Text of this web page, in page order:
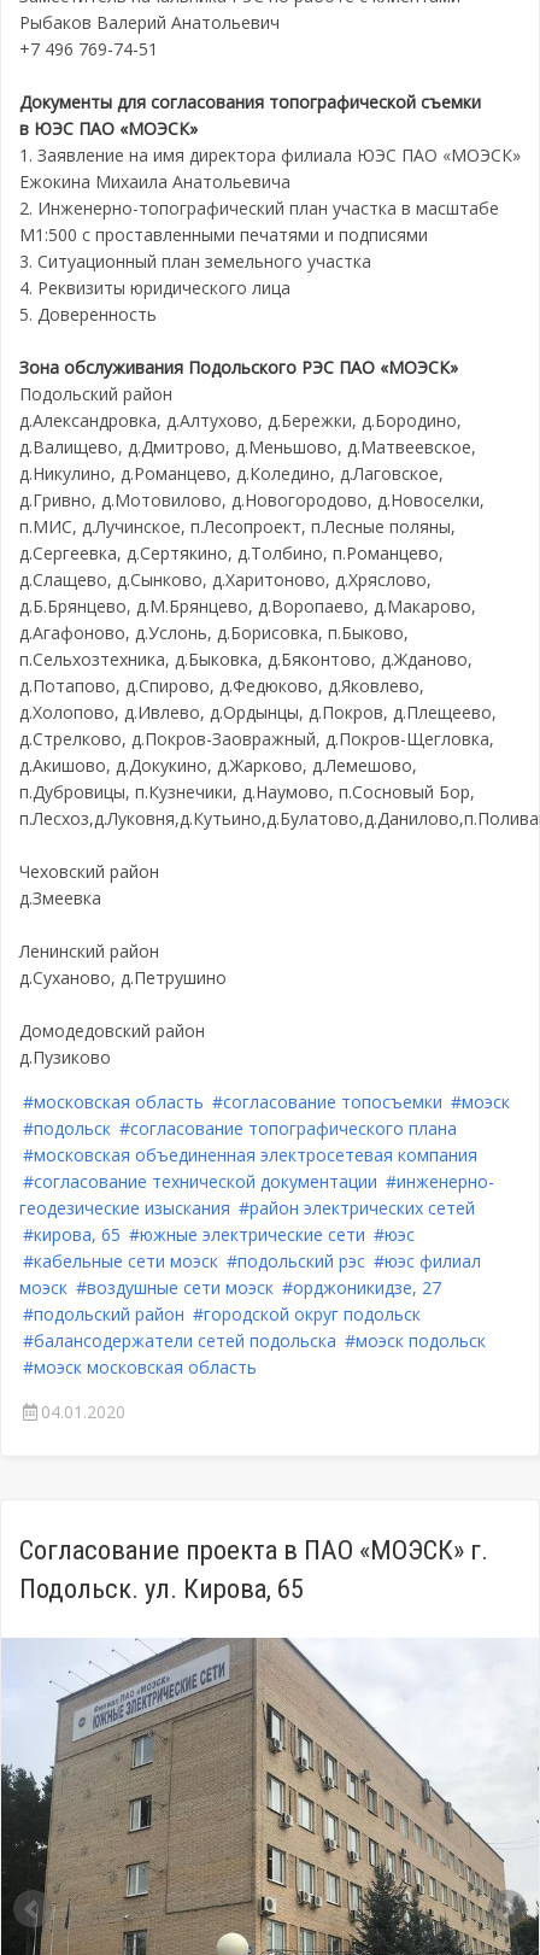
Рыбаков Валерий Анатольевич
+7 496 769-74-51
Документы для согласования топографической съемки
в ЮЭС ПАО «МОЭСК»
1. Заявление на имя директора филиала ЮЭС ПАО «МОЭСК»
Ежокина Михаила Анатольевича
2. Инженерно-топографический план участка в масштабе
М1:500 с проставленными печатями и подписями
3. Ситуационный план земельного участка
4. Реквизиты юридического лица
5. Доверенность
Зона обслуживания Подольского РЭС ПАО «МОЭСК»
Подольский район
д.Александровка, д.Алтухово, д.Бережки, д.Бородино,
д.Валищево, д.Дмитрово, д.Меньшово, д.Матвеевское,
д.Никулино, д.Романцево, д.Коледино, д.Лаговское,
д.Гривно, д.Мотовилово, д.Новогородово, д.Новоселки,
п.МИС, д.Лучинское, п.Лесопроект, п.Лесные поляны,
д.Сергеевка, д.Сертякино, д.Толбино, п.Романцево,
д.Слащево, д.Сынково, д.Харитоново, д.Хряслово,
д.Б.Брянцево, д.М.Брянцево, д.Воропаево, д.Макарово,
д.Агафоново, д.Услонь, д.Борисовка, п.Быково,
п.Сельхозтехника, д.Быковка, д.Бяконтово, д.Жданово,
д.Потапово, д.Спирово, д.Федюково, д.Яковлево,
д.Холопово, д.Ивлево, д.Ордынцы, д.Покров, д.Плещеево,
д.Стрелково, д.Покров-Заовражный, д.Покров-Щегловка,
д.Акишово, д.Докукино, д.Жарково, д.Лемешово,
п.Дубровицы, п.Кузнечики, д.Наумово, п.Сосновый Бор,
Чеховский район
д.Змеевка
Ленинский район
д.Суханово, д.Петрушино
Домодедовский район
д.Пузиково
#московская область #согласование топосъемки #моэск
#подольск #согласование топографического плана
#московская объединенная электросетевая компания
#согласование технической документации #инженерно-
геодезические изыскания #район электрических сетей
#кирова, 65 #южные электрические сети #юэс
#кабельные сети моэск #подольский рэс #юэс филиал
моэск #воздушные сети моэск #орджоникидзе, 27
#подольский район #городской округ подольск
#балансодержатели сетей подольска #моэск подольск
#моэск московская область
04.01.2020
Согласование проекта в ПАО «МОЭСК» г.
Подольск. ул. Кирова, 65